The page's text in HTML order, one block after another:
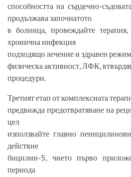
способността на сърдечно-
продължава започнатото
в болница, провеждайте
хронична инфекция
подходящо лечение и здравен
физическа активност, ЛФК,
процедури.
Третият етап от комплексната
предвижда предотвратяване на
цел
използвайте главно
действие
бицилин-5, чието първо
периода